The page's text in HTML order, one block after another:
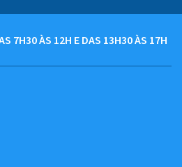
7H30 ÀS 12H E DAS 13H30 ÀS 17H